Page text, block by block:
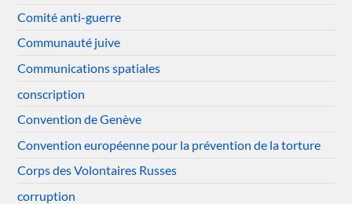
Comité anti-guerre
Communauté juive
Communications spatiales
conscription
Convention de Genève
Convention européenne pour la prévention de la torture
Corps des Volontaires Russes
corruption